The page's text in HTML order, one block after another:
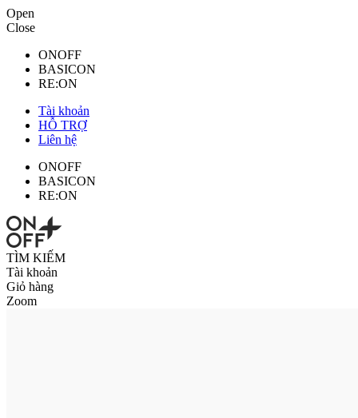
Open
Close
ONOFF
BASICON
RE:ON
Tài khoản
HỖ TRỢ
Liên hệ
ONOFF
BASICON
RE:ON
TÌM KIẾM
Tài khoản
Giỏ hàng
Zoom